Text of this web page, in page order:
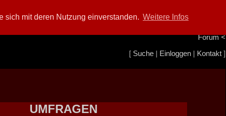
mit deren Nutzung einverstanden. Weitere InfosInfo/Impressum
Forum<
[ Suche| Einloggen| Kontakt]
UMFRAGEN